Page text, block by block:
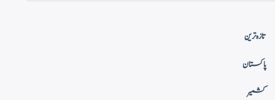
تازہ ترین
پاکستان
کشمیر